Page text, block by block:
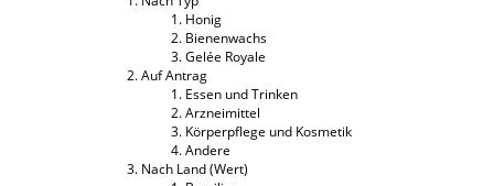
Honig
Bienenwachs
Gelée Royale
Auf Antrag
Essen und Trinken
Arzneimittel
Körperpflege und Kosmetik
Andere
Nach Land (Wert)